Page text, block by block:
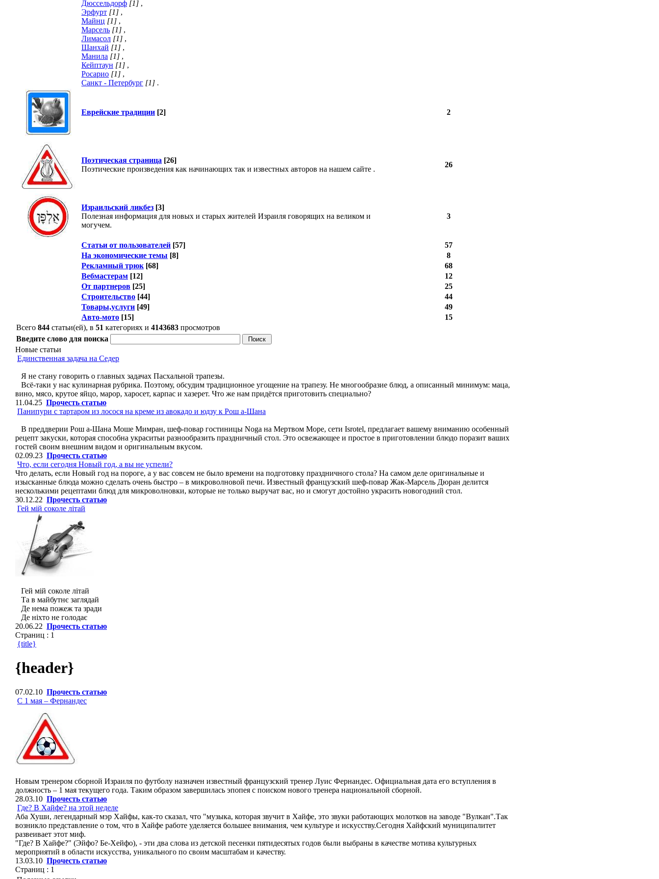
Дюссельдорф [1] ,
Эрфурт [1] ,
Майнц [1] ,
Марсель [1] ,
Лимасол [1] ,
Шанхай [1] ,
Манила [1] ,
Кейптаун [1] ,
Росарио [1] ,
Санкт - Петербург [1] .
Еврейские традиции [2] 2
Поэтическая страница [26]
Поэтические произведения как начинающих так и известных авторов на нашем сайте .
26
Израильский ликбез [3]
Полезная информация для новых и старых жителей Израиля говорящих на великом и
могучем.
3
Статьи от пользователей [57]
57
На экономические темы [8]
8
Рекламный трюк [68]
68
Вебмастерам [12]
12
От партнеров [25]
25
Строительство [44]
44
Товары,услуги [49]
49
Авто-мото [15]
15
Всего 844 статьи(ей), в 51 категориях и 4143683 просмотров
Введите слово для поиска
Новые статьи
Единственная задача на Седер
Я не стану говорить о главных задачах Пасхальной трапезы.
Всё-таки у нас кулинарная рубрика. Поэтому, обсудим традиционное угощение на трапезу. Не многообразие блюд, а описанный минимум: маца,
вино, мясо, крутое яйцо, марор, харосет, карпас и хазерет. Что же нам придётся приготовить специально?
11.04.25 Прочесть статью
Панипури с тартаром из лосося на креме из авокадо и юдзу к Рош а-Шана
В преддверии Рош а-Шана Моше Мимран, шеф-повар гостиницы Noga на Мертвом Море, сети Isrotel, предлагает вашему вниманию особенный
рецепт закуски, которая способна украситьи разнообразить праздничный стол. Это освежающее и простое в приготовлении блюдо поразит ваших
гостей своим внешним видом и оригинальным вкусом.
02.09.23 Прочесть статью
Что, если сегодня Новый год, а вы не успели?
Что делать, если Новый год на пороге, а у вас совсем не было времени на подготовку праздничного стола? На самом деле оригинальные и
изысканные блюда можно сделать очень быстро – в микроволновой печи. Известный французский шеф-повар Жак-Марсель Дюран делится
несколькими рецептами блюд для микроволновки, которые не только выручат вас, но и смогут достойно украсить новогодний стол.
30.12.22 Прочесть статью
Гей мій соколе літай
Гей мій соколе літай
Та в майбутнє заглядай
Де нема пожеж та зради
Де ніхто не голодає
20.06.22 Прочесть статью
Страниц : 1
{title}
{header}
07.02.10 Прочесть статью
С 1 мая – Фернандес
Новым тренером сборной Израиля по футболу назначен известный французский тренер Луис Фернандес. Официальная дата его вступления в
должность – 1 мая текущего года. Таким образом завершилась эпопея с поиском нового тренера национальной сборной.
28.03.10 Прочесть статью
Где? В Хайфе? на этой неделе
Аба Хуши, легендарный мэр Хайфы, как-то сказал, что "музыка, которая звучит в Хайфе, это звуки работающих молотков на заводе "Вулкан".Так
возникло представление о том, что в Хайфе работе уделяется большее внимания, чем культуре и искусству.Сегодня Хайфский муниципалитет
развеивает этот миф.
"Где? В Хайфе?" (Эйфо? Бе-Хейфо), - эти два слова из детской песенки пятидесятых годов были выбраны в качестве мотива культурных
мероприятий в области искусства, уникального по своим масштабам и качеству.
13.03.10 Прочесть статью
Страниц : 1